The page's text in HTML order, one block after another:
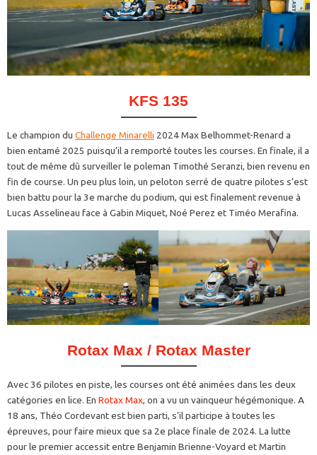
KFS 135
Le champion du Challenge Minarelli 2024 Max Belhommet-Renard a
bien entamé 2025 puisqu’il a remporté toutes les courses. En finale, il a
tout de même dû surveiller le poleman Timothé Seranzi, bien revenu en
fin de course. Un peu plus loin, un peloton serré de quatre pilotes s’est
bien battu pour la 3e marche du podium, qui est finalement revenue à
Lucas Asselineau face à Gabin Miquet, Noé Perez et Timéo Merafina.
Rotax Max / Rotax Master
Avec 36 pilotes en piste, les courses ont été animées dans les deux
catégories en lice. En Rotax Max, on a vu un vainqueur hégémonique. A
18 ans, Théo Cordevant est bien parti, s’il participe à toutes les
épreuves, pour faire mieux que sa 2e place finale de 2024. La lutte
pour le premier accessit entre Benjamin Brienne-Voyard et Martin